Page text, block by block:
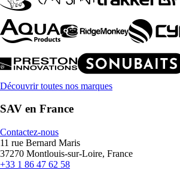
Découvrir toutes nos marques
SAV en France
Contactez-nous
11 rue Bernard Maris
37270 Montlouis-sur-Loire, France
+33 1 86 47 62 58